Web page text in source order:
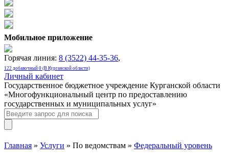
Мобильное приложение
Горячая линия: 8 (3522) 44-35-36,
122 добавочный 0 (В Курганской области)
Личный кабинет
Государственное бюджетное учреждение Курганской области
«Многофункциональный центр по предоставлению
государственных и муниципальных услуг»
Главная » Услуги » По ведомствам » Федеральный уровень